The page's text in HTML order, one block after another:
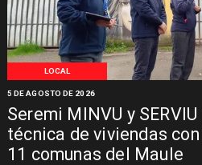
LOCAL
Seremi MINVU y
técnica de viviendas
11 comunas del Maule
5 DE AGOSTO DE 2026